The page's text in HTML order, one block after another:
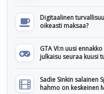
Digitaalinen
oikeasti maksaa?
GTA VI:n uusi
julkaisu seuraa kuusi
Sadie Sinkin salainen
hahmo on keskeinen